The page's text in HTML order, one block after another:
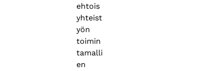
ehtois
yhteist
yön
toimin
tamalli
en